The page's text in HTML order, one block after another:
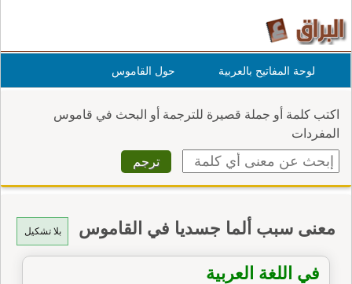
لوحة المفاتيح بالعربية حول القاموس
اكتب كلمة أو جملة قصيرة للترجمة أو البحث في قاموس
المفردات
بلا تشكيل معنى سبب ألما جسديا في القاموس
في اللغة العربية